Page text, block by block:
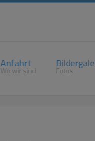
Anfahrt
Wo wir sind Fotos